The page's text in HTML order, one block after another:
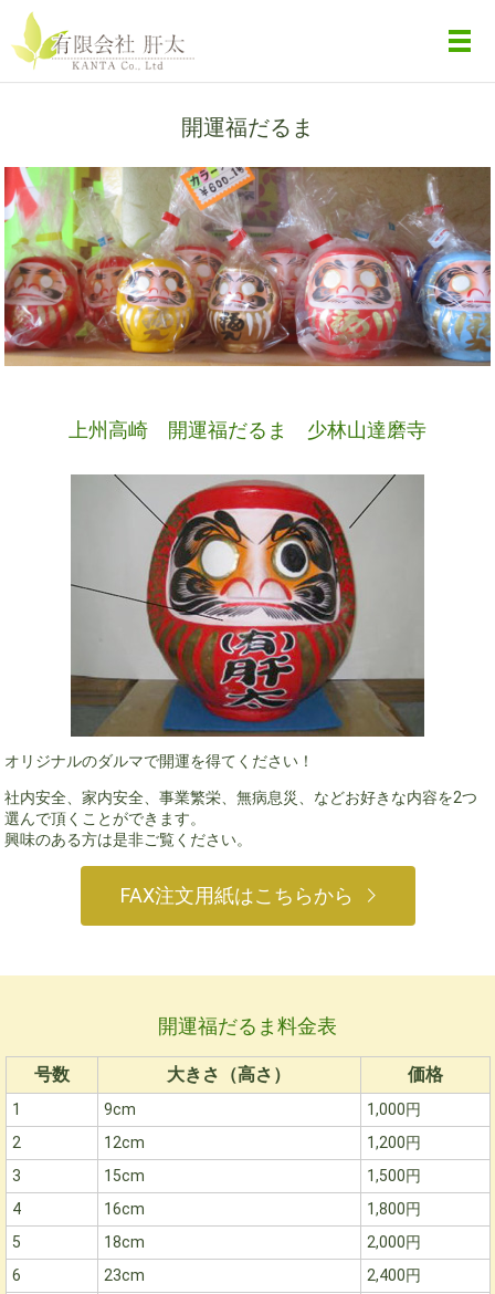
メ
開運福だるま
上州高崎 開運福だるま 少林山達磨寺
オリジナルのダルマで開運を得てください！
社内安全、家内安全、事業繁栄、無病息災、などお好きな内容を2つ
選んで頂くことができます。
興味のある方は是非ご覧ください。
FAX注文用紙はこちらから
開運福だるま料金表
号数 大きさ（高さ） 価格
1 9cm
1,000円
2
12cm
1,200円
3
15cm
1,500円
4
16cm
1,800円
5
18cm
2,000円
6
23cm 2,400円